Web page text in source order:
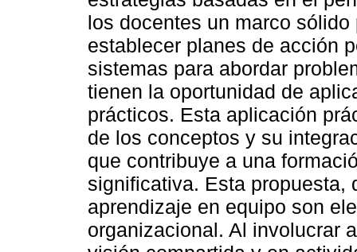
los docentes un marco
establecer planes de acción
sistemas para abordar
tienen la oportunidad de
prácticos. Esta aplicación
de los conceptos y su
que contribuye a una
significativa. Esta propuesta,
aprendizaje en equipo son
organizacional. Al involucrar